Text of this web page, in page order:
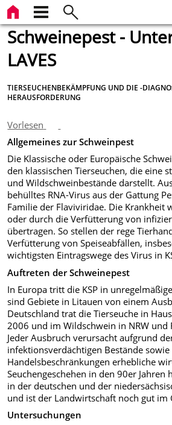
Schweinepest -
LAVES
TIERSEUCHENBEKÄMPFUNG UND DIE -
HERAUSFORDERUNG
Vorlesen
Allgemeines zur Schweinpest
Die Klassische oder Europäische
den klassischen Tierseuchen, die eine
und Wildschweinbestände darstellt.
behülltes RNA-Virus aus der Gattung
Familie der Flaviviridae. Die Krankheit
oder durch die Verfütterung von
übertragen. So stellen der rege
Verfütterung von Speiseabfällen,
wichtigsten Eintragswege des Virus in
Auftreten der Schweinepest
In Europa tritt die KSP in
sind Gebiete in Litauen von einem
Deutschland trat die Tierseuche in
2006 und im Wildschwein in NRW und
Jeder Ausbruch verursacht aufgrund
infektionsverdächtigen Bestände
Handelsbeschränkungen erhebliche
Seuchengeschehen in den 90er
in der deutschen und der
und ist der Landwirtschaft noch gut im
Untersuchungen